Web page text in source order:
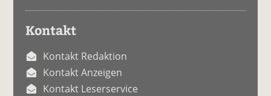
Kontakt
Kontakt Redaktion
Kontakt Anzeigen
Kontakt Leserservice